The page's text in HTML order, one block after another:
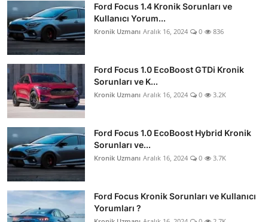
Ford Focus 1.4 Kronik Sorunları ve
Kullanıcı Yorum...
Kronik Uzmanı Aralık 16, 2024 0 836
Ford Focus 1.0 EcoBoost GTDi Kronik
Sorunları ve K...
Kronik Uzmanı Aralık 16, 2024 0 3.2K
Ford Focus 1.0 EcoBoost Hybrid Kronik
Sorunları ve...
Kronik Uzmanı Aralık 16, 2024 0 3.7K
Ford Focus Kronik Sorunları ve Kullanıcı
Yorumları ?